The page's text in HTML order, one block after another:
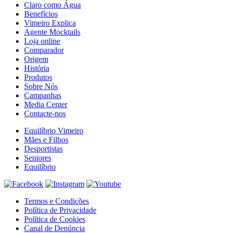
Claro como Água
Benefícios
Vimeiro Explica
Agente Mocktails
Loja online
Comparador
Origem
História
Produtos
Sobre Nós
Campanhas
Media Center
Contacte-nos
Equilíbrio Vimeiro
Mães e Filhos
Desportistas
Seniores
Equilíbrio
Termos e Condições
Política de Privacidade
Política de Cookies
Canal de Denúncia